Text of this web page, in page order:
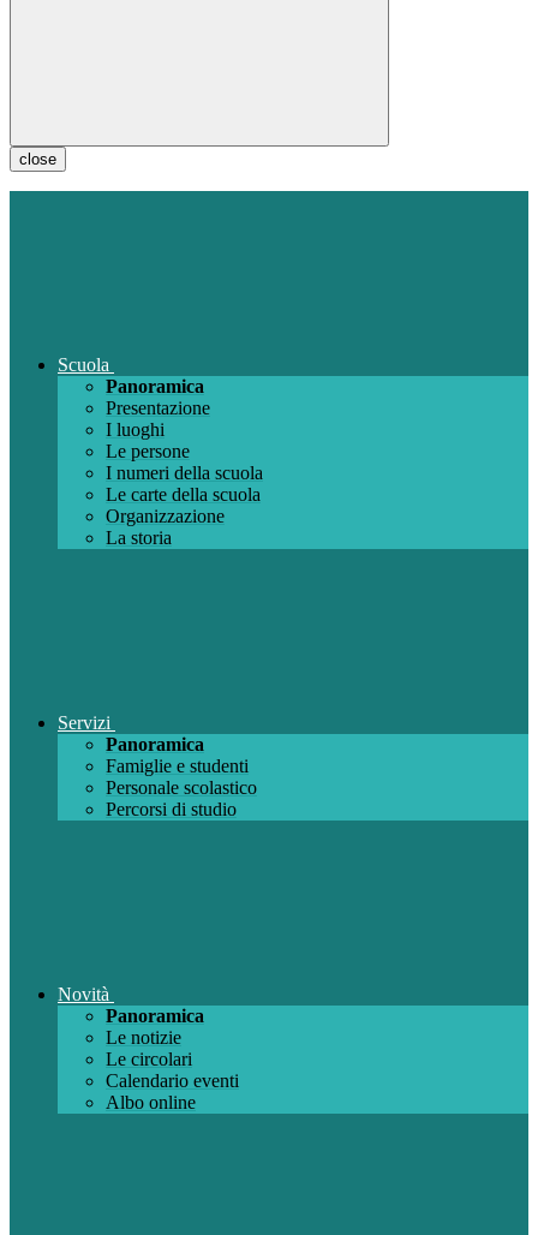
close
Scuola
Panoramica
Presentazione
I luoghi
Le persone
I numeri della scuola
Le carte della scuola
Organizzazione
La storia
Servizi
Panoramica
Famiglie e studenti
Personale scolastico
Percorsi di studio
Novità
Panoramica
Le notizie
Le circolari
Calendario eventi
Albo online